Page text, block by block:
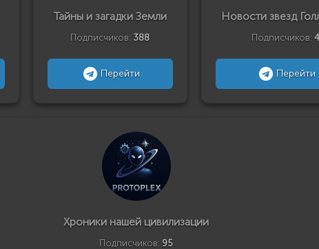
Тайны и загадки Земли
Подписчиков: 388
Перейти
Новости звезд
Подписчиков:4
Перейти
Хроники нашей цивилизации
Подписчиков: 95